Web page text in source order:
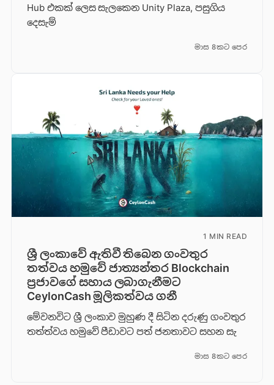
Hub එකක් ලෙස සැලකෙන Unity Plaza, පසුගිය
දෙසැම්
මාස 8කට පෙර
1 MIN READ
ශ්‍රී ලංකාවේ ඇතිවී තිබෙන ගංවතුර
තත්වය හමුවේ ජාත්‍යන්තර Blockchain
ප්‍රජාවගේ සහාය ලබාගැනීමට
CeylonCash මූලිකත්වය ග​නී
මේවනවිට ශ්‍රී ලංකාව මුහුණ දී සිටින දරුණු ගංවතුර
තත්ත්වය හමුවේ පීඩාවට පත් ජනතාවට සහන සැ
මාස 8කට පෙර